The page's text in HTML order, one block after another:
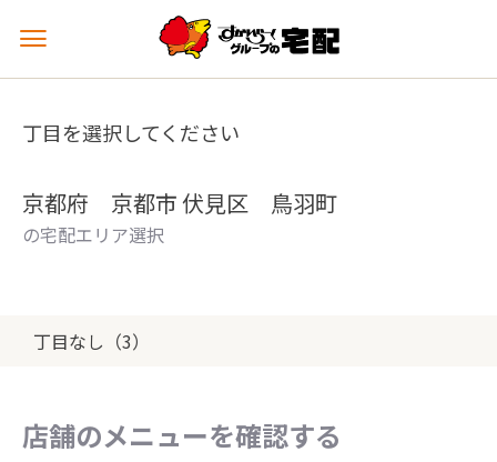
メ
ュ
を
丁目を選択してください
京都府 京都市 伏見区 鳥羽町
の宅配エリア選択
丁目なし（3）
店舗のメニューを確認する